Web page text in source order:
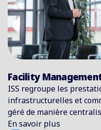
Facility
ISS regroupe les
infrastructurelles et
géré de manière
En savoir plus